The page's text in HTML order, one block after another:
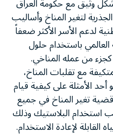
لتغير المناخ وأساليب
لدعم الأسر الأكثر ضعفاً
باستخدام حلول
من عمله المناخي.
مع تقلبات المناخ،
الأمثلة على كيفية قيام
قضية تغير المناخ في جميع
استخدام البلاستيك وذلك
لإعادة الاستخدام.